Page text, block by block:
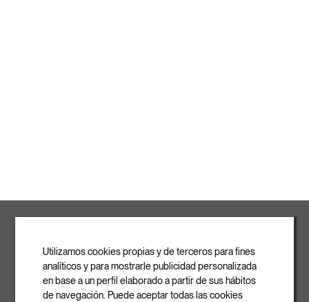
Ronda de la Font Grossa, 15 Pol. Ind. La Gavarra
08540 Centelles | Barcelona
E-mail
info@rovasi.com
Utilizamos cookies propias y de terceros para fines
analíticos y para mostrarle publicidad personalizada
en base a un perfil elaborado a partir de sus hábitos
de navegación. Puede aceptar todas las cookies